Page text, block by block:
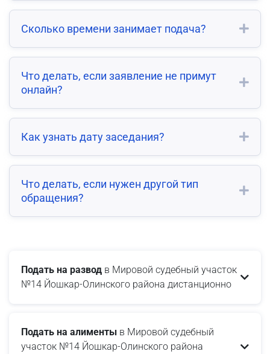
Сколько времени занимает подача?
Что делать, если заявление не примут
онлайн?
Как узнать дату заседания?
Что делать, если нужен другой тип
обращения?
Подать на развод в Мировой судебный участок
№14 Йошкар-Олинского района дистанционно
Подать на алименты в Мировой судебный
участок №14 Йошкар-Олинского района